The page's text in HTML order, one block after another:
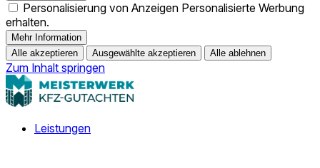
Personalisierung von Anzeigen Personalisierte Werbung
erhalten.
Mehr Information
Alle akzeptieren
Ausgewählte akzeptieren Alle ablehnen
Zum Inhalt springen
Leistungen